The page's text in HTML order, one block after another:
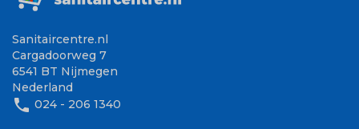
Sanitaircentre.nl
Cargadoorweg 7
6541 BT Nijmegen
Nederland
phone 024 - 206 1340